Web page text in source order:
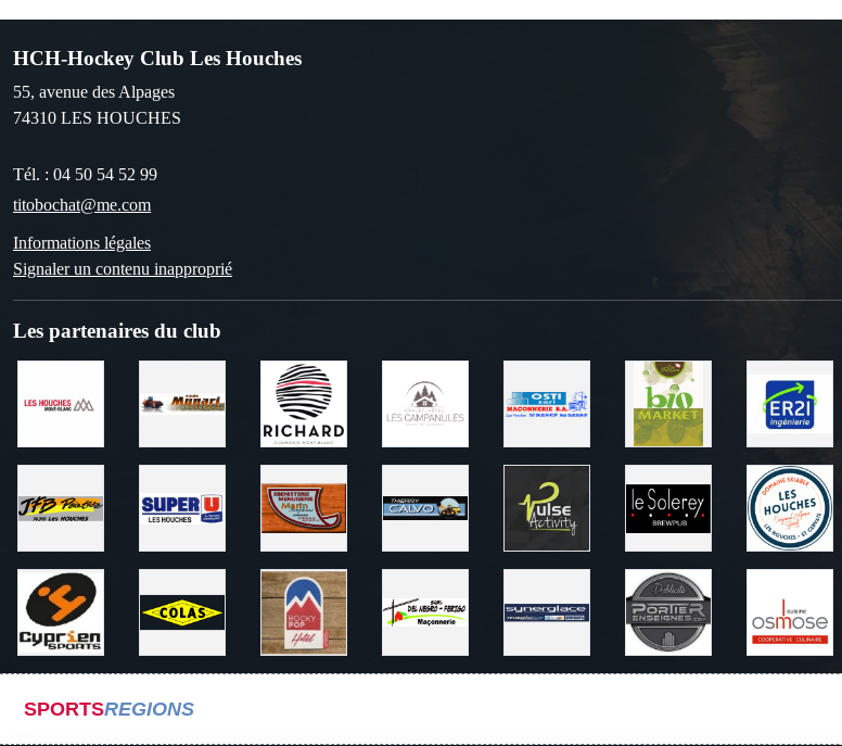
HCH-Hockey Club Les Houches
55, avenue des Alpages
74310 LES HOUCHES
Tél. : 04 50 54 52 99
titobochat@me.com
Informations légales
Signaler un contenu inapproprié
Les partenaires du club
SPORTSREGIONS